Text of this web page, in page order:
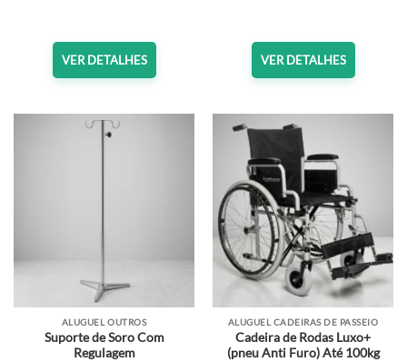
VER DETALHES VER DETALHES
ALUGUEL OUTROS
Suporte de Soro Com
Regulagem
ALUGUEL CADEIRAS DE PASSEIO
Cadeira de Rodas Luxo+
(pneu Anti Furo) Até 100kg